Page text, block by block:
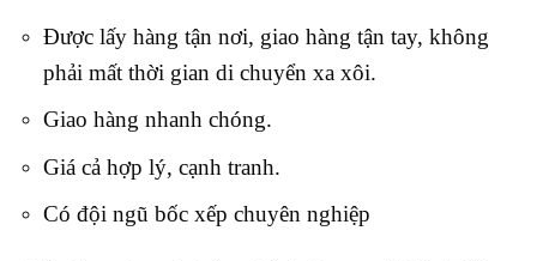
Được lấy hàng tận nơi, giao hàng tận tay, không
phải mất thời gian di chuyển xa xôi.
Giao hàng nhanh chóng.
Giá cả hợp lý, cạnh tranh.
Có đội ngũ bốc xếp chuyên nghiệp